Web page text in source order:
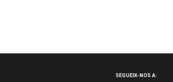
SEGUEIX-NOS A: